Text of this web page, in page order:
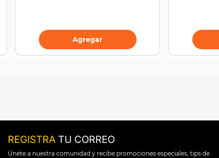
Agregar
REGISTRA TU CORREO
Únete a nuestra comunidad y recibe promociones especiales, tips de